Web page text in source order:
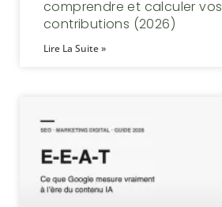
comprendre et calculer vos
contributions (2026)
Lire La Suite »